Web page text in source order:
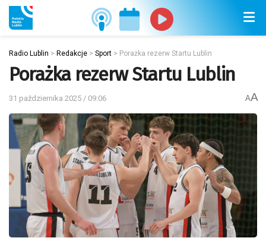
Radio Lublin > Redakcje > Sport > Porażka rezerw Startu Lublin
Porażka rezerw Startu Lublin
31 października 2025 / 09:06 AA